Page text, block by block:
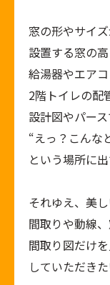
窓の形やサイ
設置する窓の
給湯器やエア
2階トイレの配
設計図やパー
“えっ？こんな
という場所に
それゆえ、美
間取りや動線
間取り図だけ
していただき